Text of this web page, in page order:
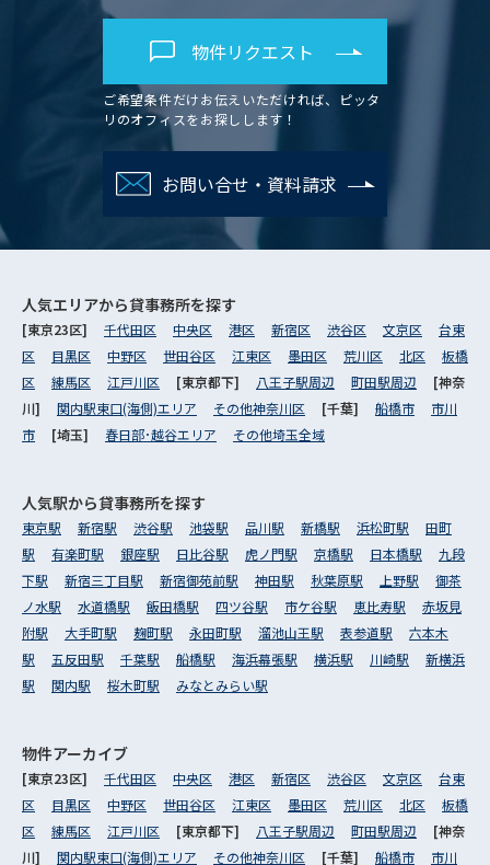
物件リクエスト
ご希望条件だけお伝えいただければ、ピッタ
リのオフィスをお探しします！
お問い合せ・資料請求
人気エリアから貸事務所を探す
[東京23区] 千代田区 中央区 港区 新宿区 渋谷区 文京区
台東
区
目黒区 中野区 世田谷区 江東区 墨田区 荒川区 北区
板橋
区
練馬区 江戸川区 [東京都下] 八王子駅周辺 町田駅周辺
[神奈
川] 関内駅東口(海側)エリア その他神奈川区 [千葉] 船橋市
市川
市
[埼玉] 春日部･越谷エリア その他埼玉全域
人気駅から貸事務所を探す
東京駅 新宿駅 渋谷駅 池袋駅 品川駅 新橋駅 浜松町駅
田町
駅
有楽町駅 銀座駅 日比谷駅 虎ノ門駅 京橋駅 日本橋駅
九段
下駅
新宿三丁目駅 新宿御苑前駅 神田駅 秋葉原駅 上野駅
御茶
ノ水駅
水道橋駅 飯田橋駅 四ツ谷駅 市ケ谷駅 恵比寿駅
赤坂見
附駅
大手町駅 麹町駅 永田町駅 溜池山王駅 表参道駅
六本木
駅
五反田駅 千葉駅 船橋駅 海浜幕張駅 横浜駅 川崎駅
新横浜
駅
関内駅 桜木町駅 みなとみらい駅
物件アーカイブ
[東京23区] 千代田区 中央区 港区 新宿区 渋谷区 文京区
台東
区
目黒区 中野区 世田谷区 江東区 墨田区 荒川区 北区
板橋
区
練馬区 江戸川区 [東京都下] 八王子駅周辺 町田駅周辺
[神奈
川] 関内駅東口(海側)エリア その他神奈川区 [千葉] 船橋市 市川